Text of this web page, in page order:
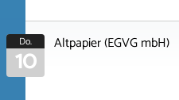
Do.
10 Altpapier (EGVG mbH)